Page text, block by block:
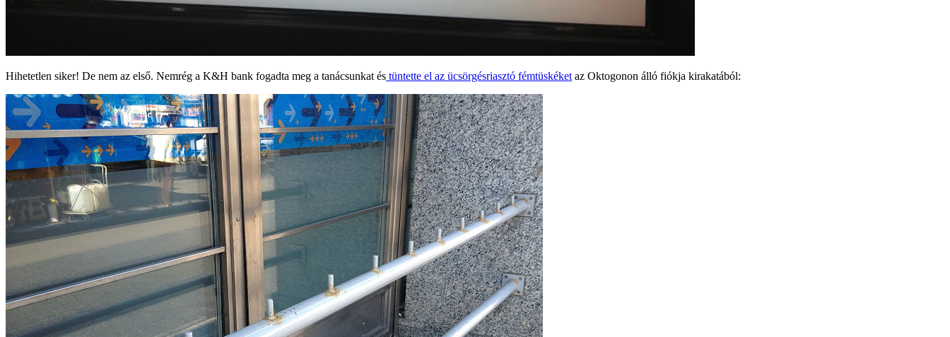
Hihetetlen siker! De nem az első. Nemrég a K&H bank fogadta meg a tanácsunkat és tüntette el az ücsörgésriasztó fémtüskéket az Oktogonon álló fiókja kirakatából: